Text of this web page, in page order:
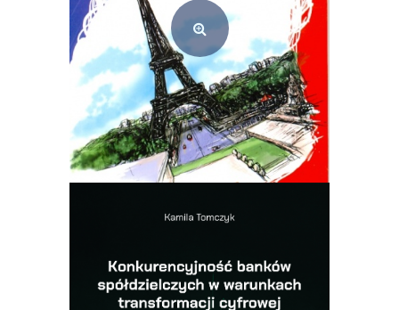
15,00zł
Dodaj do koszyka